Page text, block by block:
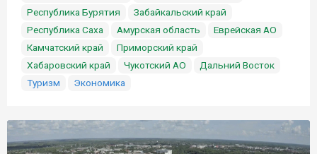
Республика Бурятия
Забайкальский край
Республика Саха
Амурская область
Еврейская АО
Камчатский край
Приморский край
Хабаровский край
Чукотский АО
Дальний Восток
Туризм
Экономика